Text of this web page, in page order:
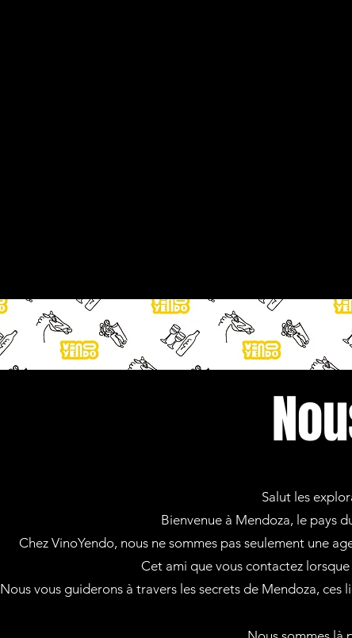
Salut les
Bienvenue à Mendoza, le pays
Chez VinoYendo, nous ne sommes pas seulement une
Cet ami que vous contactez lorsque
Nous vous guiderons à travers les secrets de Mendoza, ces